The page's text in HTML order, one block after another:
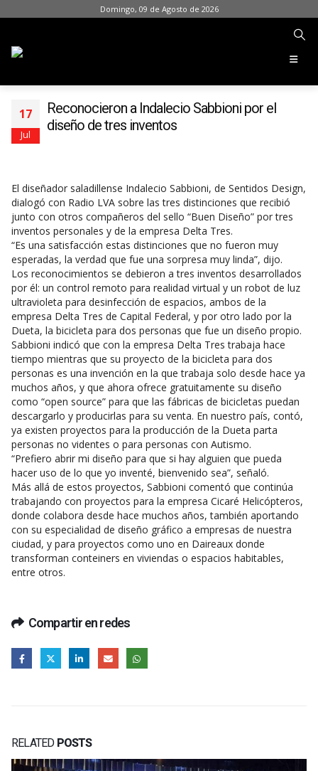
Domingo, 09 de Agosto de 2026
17
Jul
Reconocieron a Indalecio Sabbioni por el
diseño de tres inventos
El diseñador saladillense Indalecio Sabbioni, de Sentidos Design,
dialogó con Radio LVA sobre las tres distinciones que recibió
junto con otros compañeros del sello “Buen Diseño” por tres
inventos personales y de la empresa Delta Tres.
“Es una satisfacción estas distinciones que no fueron muy
esperadas, la verdad que fue una sorpresa muy linda”, dijo.
Los reconocimientos se debieron a tres inventos desarrollados
por él: un control remoto para realidad virtual y un robot de luz
ultravioleta para desinfección de espacios, ambos de la
empresa Delta Tres de Capital Federal, y por otro lado por la
Dueta, la bicicleta para dos personas que fue un diseño propio.
Sabbioni indicó que con la empresa Delta Tres trabaja hace
tiempo mientras que su proyecto de la bicicleta para dos
personas es una invención en la que trabaja solo desde hace ya
muchos años, y que ahora ofrece gratuitamente su diseño
como “open source” para que las fábricas de bicicletas puedan
descargarlo y producirlas para su venta. En nuestro país, contó,
ya existen proyectos para la producción de la Dueta parta
personas no videntes o para personas con Autismo.
“Prefiero abrir mi diseño para que si hay alguien que pueda
hacer uso de lo que yo inventé, bienvenido sea”, señaló.
Más allá de estos proyectos, Sabbioni comentó que continúa
trabajando con proyectos para la empresa Cicaré Helicópteros,
donde colabora desde hace muchos años, también aportando
con su especialidad de diseño gráfico a empresas de nuestra
ciudad, y para proyectos como uno en Daireaux donde
transforman conteiners en viviendas o espacios habitables,
entre otros.
Compartir en redes
RELATED POSTS